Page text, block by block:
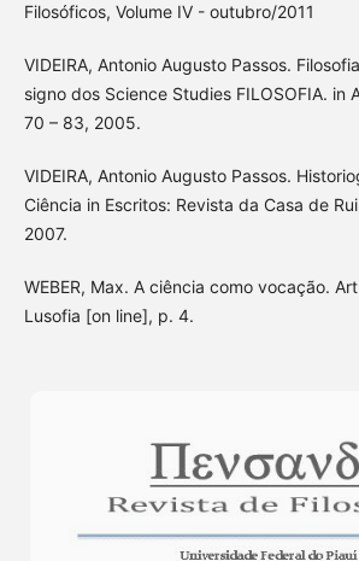
Filosóficos, Volume IV - outubro/2011
VIDEIRA, Antonio Augusto Passos.
signo dos Science Studies FILOSOFIA. in
70 – 83, 2005.
VIDEIRA, Antonio Augusto Passos.
Ciência in Escritos: Revista da Casa de
2007.
WEBER, Max. A ciência como vocação.
Lusofia [on line], p. 4.